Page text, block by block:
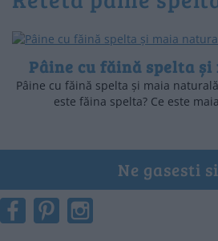
Pâine cu făină spelta
Pâine cu făină spelta și maia
este făina spelta? Ce este
Ne gasesti